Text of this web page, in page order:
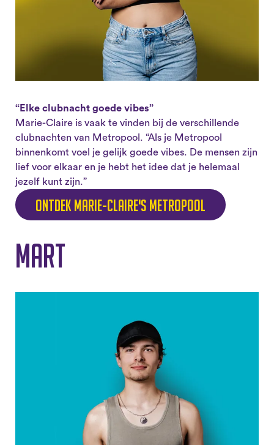
“Elke clubnacht goede vibes”
Marie-Claire is vaak te vinden bij de verschillende
clubnachten van Metropool. “Als je Metropool
binnenkomt voel je gelijk goede vibes. De mensen zijn
lief voor elkaar en je hebt het idee dat je helemaal
jezelf kunt zijn.”
Ontdek Marie-Claire's Metropool
Mart